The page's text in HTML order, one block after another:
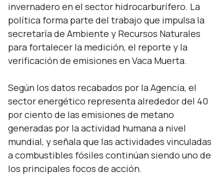
invernadero en el sector hidrocarburífero. La
política forma parte del trabajo que impulsa la
secretaría de Ambiente y Recursos Naturales
para fortalecer la medición, el reporte y la
verificación de emisiones en Vaca Muerta.
Según los datos recabados por la Agencia, el
sector energético representa alrededor del 40
por ciento de las emisiones de metano
generadas por la actividad humana a nivel
mundial, y señala que las actividades vinculadas
a combustibles fósiles continúan siendo uno de
los principales focos de acción.